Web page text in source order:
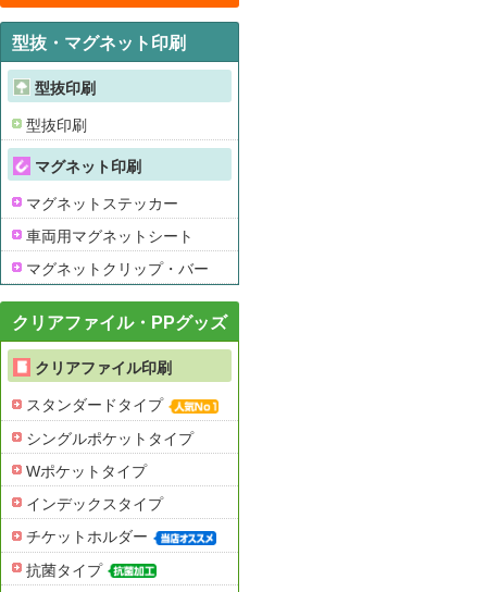
型抜・マグネット印刷
型抜印刷
型抜印刷
マグネット印刷
マグネットステッカー
車両用マグネットシート
マグネットクリップ・バー
クリアファイル・PPグッズ
クリアファイル印刷
スタンダードタイプ
シングルポケットタイプ
Wポケットタイプ
インデックスタイプ
チケットホルダー
抗菌タイプ